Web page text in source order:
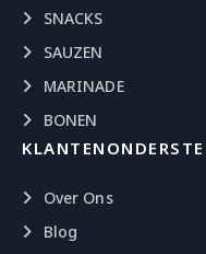
SNACKS
SAUZEN
MARINADE
BONEN
Over Ons
Blog